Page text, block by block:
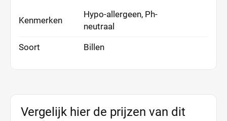
Kenmerken
Hypo-allergeen, Ph-
neutraal
Soort Billen
Vergelijk hier de prijzen van dit